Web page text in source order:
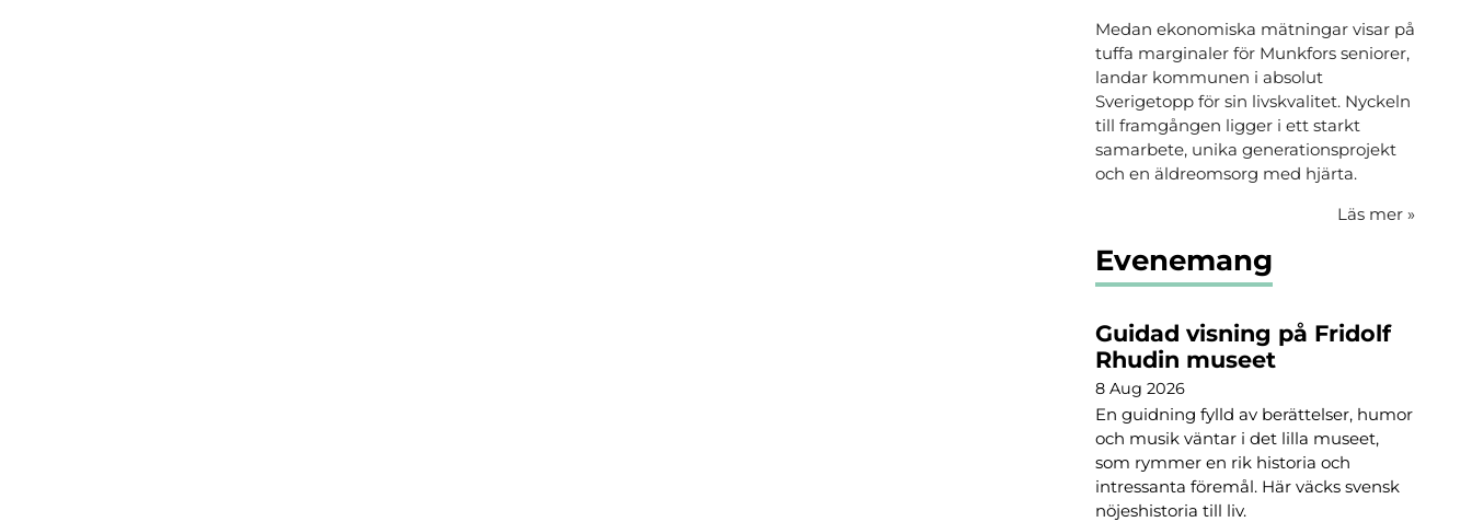
Medan ekonomiska mätningar visar på
tuffa marginaler för Munkfors seniorer,
landar kommunen i absolut
Sverigetopp för sin livskvalitet. Nyckeln
till framgången ligger i ett starkt
samarbete, unika generationsprojekt
och en äldreomsorg med hjärta.
Läs mer »
Evenemang
Guidad visning på Fridolf
Rhudin museet
8 Aug 2026
En guidning fylld av berättelser, humor
och musik väntar i det lilla museet,
som rymmer en rik historia och
intressanta föremål. Här väcks svensk
nöjeshistoria till liv.